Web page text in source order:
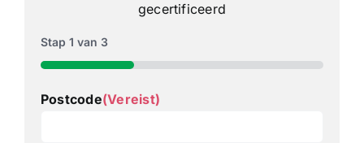
gecertificeerd
Stap 1 van 3
33%
Postcode(Vereist)